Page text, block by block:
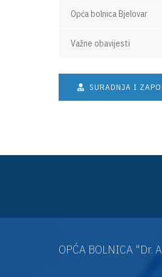
Opća bolnica Bjelovar
Važne obavijesti
SURADNJA I
OPĆA BOLNICA "Dr.